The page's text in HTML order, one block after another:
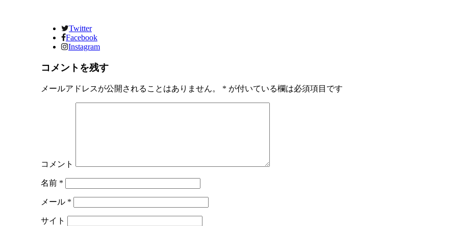
Twitter
Facebook
Instagram
コメントを残す
メールアドレスが公開されることはありません。 * が付いている欄は必須項目です
コメント
名前 *
メール *
サイト